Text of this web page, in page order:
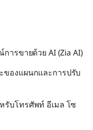
ารขายด้วย AI (Zia AI)
องแผนกและการปรับ
รับโทรศัพท์ อีเมล โซ